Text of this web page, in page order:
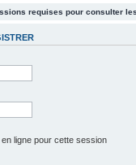
requises pour consulter
ligne pour cette session